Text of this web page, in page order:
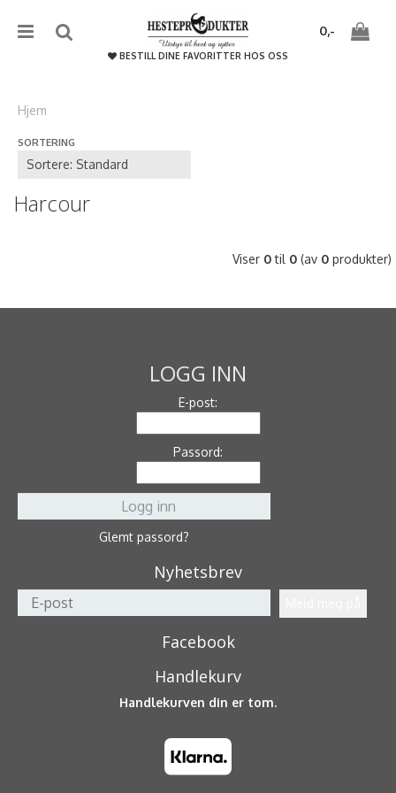
{/literal}����������
0,-
BESTILL DINE FAVORITTER HOS OSS
Hjem
SORTERING
Harcour
Viser 0til 0 (av 0 produkter)
LOGG INN
E-post:
Passord:
Glemt passord?
Nyhetsbrev
Facebook
Handlekurv
Handlekurven din er tom.